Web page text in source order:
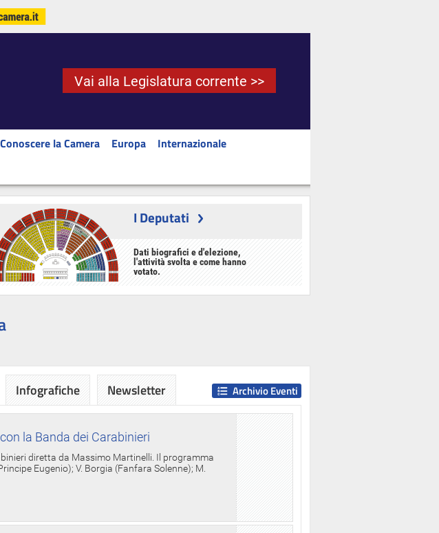
Vai alla Legislatura corrente >>
Conoscere la Camera Europa
Internazionale
I Deputati
Dati biografici e d'elezione,
l'attività svolta e come hanno
votato.
la Banda dei Carabinieri
diretta da Massimo Martinelli. Il programma
Eugenio); V. Borgia (Fanfara Solenne); M.
Archivio Eventi
Infografiche Newsletter